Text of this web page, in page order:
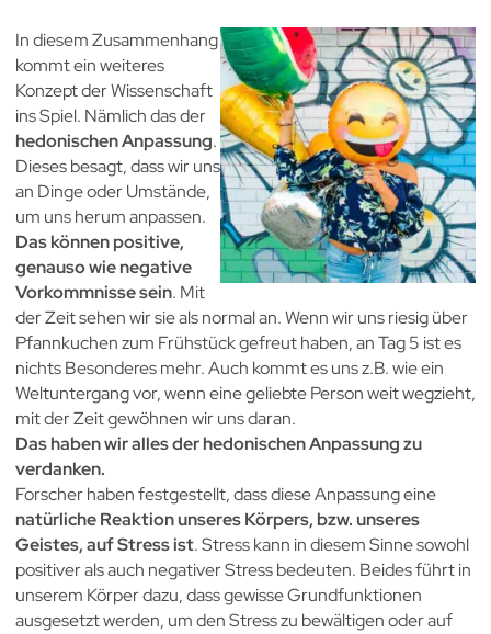
In diesem Zusammenhang
kommt ein weiteres
Konzept der Wissenschaft
ins Spiel. Nämlich das der
hedonischen Anpassung.
Dieses besagt, dass wir uns
an Dinge oder Umstände,
um uns herum anpassen.
Das können positive,
genauso wie negative
Vorkommnisse sein. Mit
der Zeit sehen wir sie als normal an. Wenn wir uns riesig über
Pfannkuchen zum Frühstück gefreut haben, an Tag 5 ist es
nichts Besonderes mehr. Auch kommt es uns z.B. wie ein
Weltuntergang vor, wenn eine geliebte Person weit wegzieht,
mit der Zeit gewöhnen wir uns daran.
Das haben wir alles der hedonischen Anpassung zu
verdanken.
Forscher haben festgestellt, dass diese Anpassung eine
natürliche Reaktion unseres Körpers, bzw. unseres
Geistes, auf Stress ist. Stress kann in diesem Sinne sowohl
positiver als auch negativer Stress bedeuten. Beides führt in
unserem Körper dazu, dass gewisse Grundfunktionen
ausgesetzt werden, um den Stress zu bewältigen oder auf